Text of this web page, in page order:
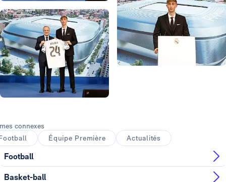
connexes
Équipe Première Actualités
Football
Basket-ball